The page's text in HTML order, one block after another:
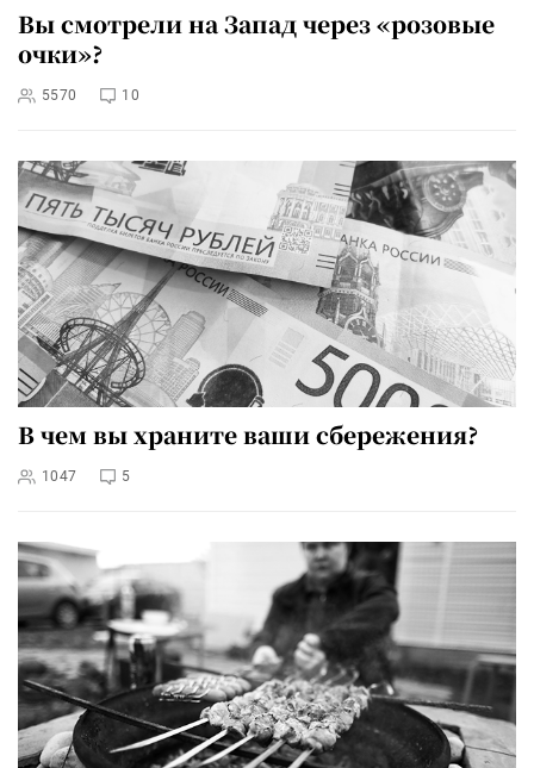
Вы смотрели на Запад через «розовые
очки»?
5570 10
В чем вы храните ваши сбережения?
1047 5